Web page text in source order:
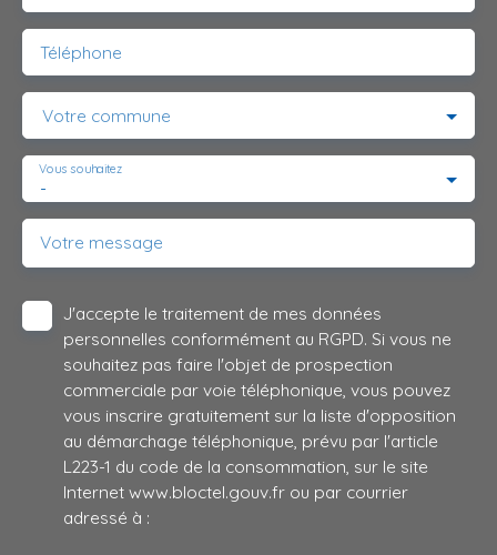
Téléphone
Votre commune
-
Vous souhaitez
Votre message
J'accepte le traitement de mes données
personnelles conformément au RGPD. Si vous ne
souhaitez pas faire l'objet de prospection
commerciale par voie téléphonique, vous pouvez
vous inscrire gratuitement sur la liste d'opposition
au démarchage téléphonique, prévu par l'article
L223-1 du code de la consommation, sur le site
Internet www.bloctel.gouv.fr ou par courrier
adressé à :